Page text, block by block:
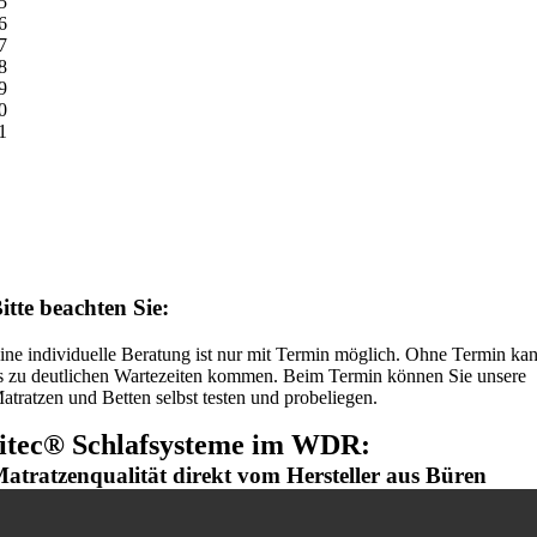
beachten Sie:
individuelle Beratung ist nur mit Termin möglich. Ohne Termin
zu deutlichen Wartezeiten kommen. Beim Termin können Sie unsere
und Betten selbst testen und probeliegen.
Schlafsysteme im WDR:
direkt vom Hersteller aus Büren